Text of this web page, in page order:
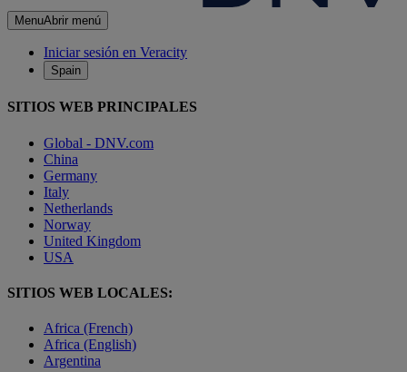
MenuAbrir menú
Iniciar sesión en Veracity
Spain
SITIOS WEB PRINCIPALES
Global - DNV.com
China
Germany
Italy
Netherlands
Norway
United Kingdom
USA
SITIOS WEB LOCALES:
Africa (French)
Africa (English)
Argentina